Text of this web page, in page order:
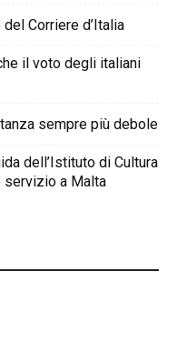
Corriere d’Italia
il voto degli italiani
sempre più debole
dell’Istituto di Cultura
servizio a Malta